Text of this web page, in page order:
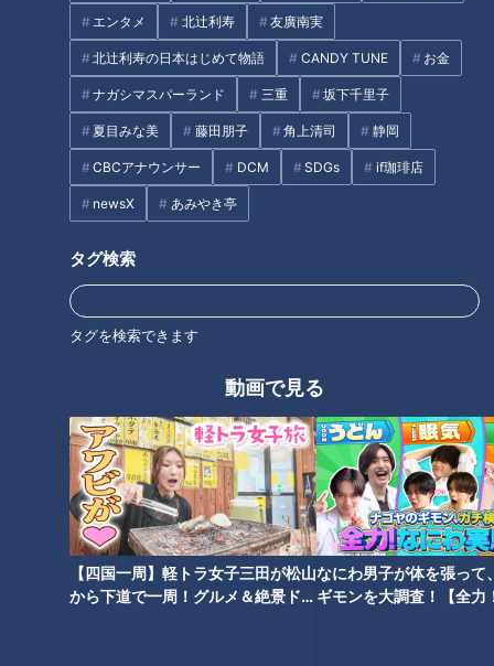
エンタメ 北辻利寿 友廣南実
北辻利寿の日本はじめて物語 CANDY TUNE お金
ナガシマスパーランド 三重 坂下千里子
夏目みな美 藤田朋子 角上清司 静岡
CBCアナウンサー DCM SDGs if珈琲店
newsX あみやき亭
タグ検索
タグを検索できます
動画で見る
【四国一周】軽トラ女子三田が松山
から下道で一周！グルメ＆絶景ドラ
なにわ男子が体を張って
ギモンを大調査！【全力
------------------------------------------------------------
-----------
【関連リンク】
🎤「CBCアナウンサー」公式サイト
https://hicbc.com/announcer/
🎤「CBCアナウンサー」公式X(旧Twitter)
https://twitter.com/cbc_announcer
🎤「CBCアナウンサー」公式Instagram
CBCテレビLINE公式アカウント
https://lin.ee/25iffnNj
------------------------------------------------------------
-----------
この動画はCBCアナウンサーが、番組を離れて自由な立場で
撮影しているものでCBCテレビの意見を代弁しているもので
はありません。但し、動画はCBCテレビ番組基準に準拠して
制作しています。
https://hicbc.com/tv/corporation/banshin/kijun.htm